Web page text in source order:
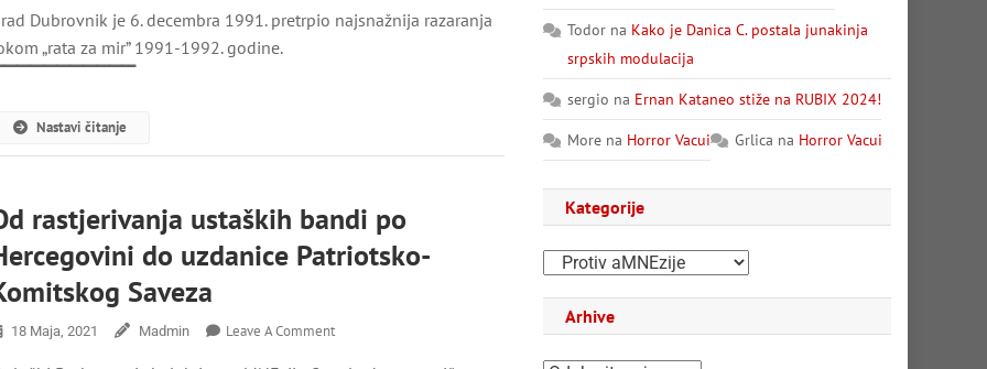
Godina
Dubrovnik je 6. decembra 1991. pretrpio najsnažnija razaranja
„rata za mir” 1991-1992. godine.
Nastavi čitanje
rastjerivanja ustaških bandi po
do uzdanice Patriotsko-
Saveza
18 Maja, 2021 Madmin Leave A CommentOn
Todor na Kako je Danica C. postala junakinja
srpskih modulacija
sergio na Ernan Kataneo stiže na RUBIX 2024!
More na Horror Vacui Grlica na Horror Vacui
Kategorije
Kategorije
Arhive